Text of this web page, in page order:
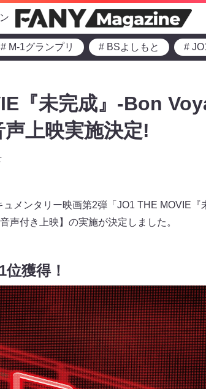
# M-1グランプリ # BSよしもと #
『未完成』-Bon
上映実施決定!
メンタリー映画第2弾「JO1 THE MOVIE『
声付き上映】の実施が決定しました。
獲得！